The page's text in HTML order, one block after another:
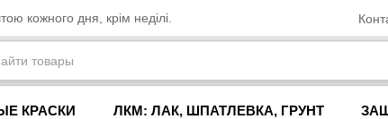
кожного дня, крім неділі.
КРАСКИ ЛКМ: ЛАК, ШПАТЛЕВКА, ГРУНТ